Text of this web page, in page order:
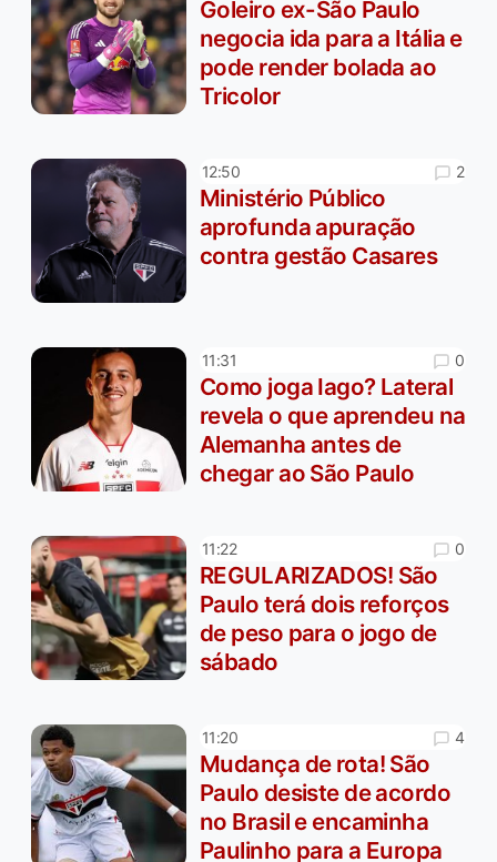
Goleiro ex-São Paulo
negocia ida para a Itália e
pode render bolada ao
Tricolor
12:50 2
Ministério Público
aprofunda apuração
contra gestão Casares
11:31 0
Como joga Iago? Lateral
revela o que aprendeu na
Alemanha antes de
chegar ao São Paulo
11:22 0
REGULARIZADOS! São
Paulo terá dois reforços
de peso para o jogo de
sábado
11:20 4
Mudança de rota! São
Paulo desiste de acordo
no Brasil e encaminha
Paulinho para a Europa